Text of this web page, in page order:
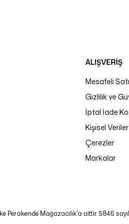
ALIŞVERİŞ
Mesafeli
Gizlilik ve
İptal İade
Kişisel
Çerezler
Markalar
Mağazacılık'a aittir. 5846